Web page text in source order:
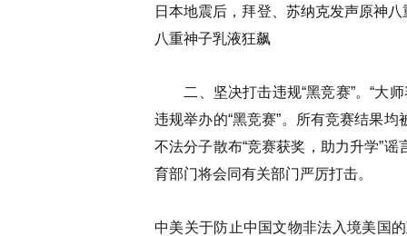
日本地震后，拜登、苏纳克发声原神
八重神子乳液狂飙
二、坚决打击违规“黑竞赛”。“大
违规举办的“黑竞赛”。所有竞赛结果
不法分子散布“竞赛获奖，助力升学”
育部门将会同有关部门严厉打击。
中美关于防止中国文物非法入境美国